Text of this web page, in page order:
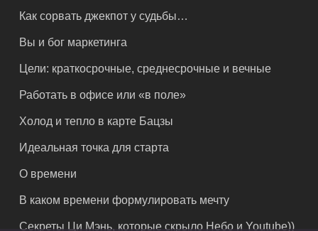
Как сорвать джекпот у судьбы…
Вы и бог маркетинга
Цели: краткосрочные, среднесрочные и вечные
Работать в офисе или «в поле»
Холод и тепло в карте Бацзы
Идеальная точка для старта
О времени
В каком времени формулировать мечту
Секреты Ци Мэнь, которые скрыло Небо и Youtube))